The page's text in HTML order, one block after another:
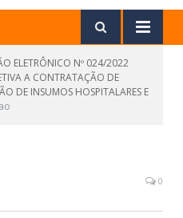
ELETRÔNICO Nº 024/2022
A CONTRATAÇÃO DE
DE INSUMOS HOSPITALARES E
0